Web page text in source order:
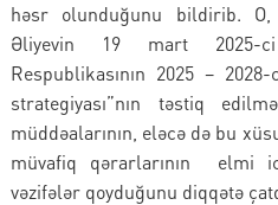
həsr olunduğunu bildirib.
Əliyevin 19 mart 2025-
Respublikasının 2025 –
strategiyası”nın təstiq
müddəalarının, eləcə də bu
müvafiq qərarlarının elmi
vəzifələr qoyduğunu diqqətə